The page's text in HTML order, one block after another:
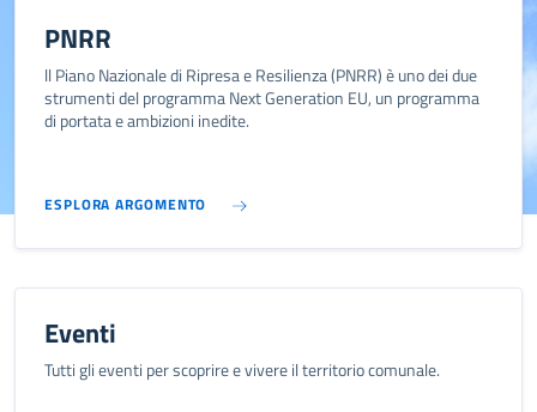
PNRR
ll Piano Nazionale di Ripresa e Resilienza (PNRR) è uno dei due
strumenti del programma Next Generation EU, un programma
di portata e ambizioni inedite.
ESPLORA ARGOMENTO
Eventi
Tutti gli eventi per scoprire e vivere il territorio comunale.